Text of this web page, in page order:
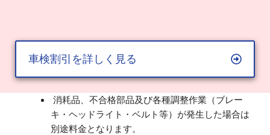
車検割引を詳しく見る
消耗品、不合格部品及び各種調整作業（ブレー
キ・ヘッドライト・ベルト等）が発生した場合は
別途料金となります。